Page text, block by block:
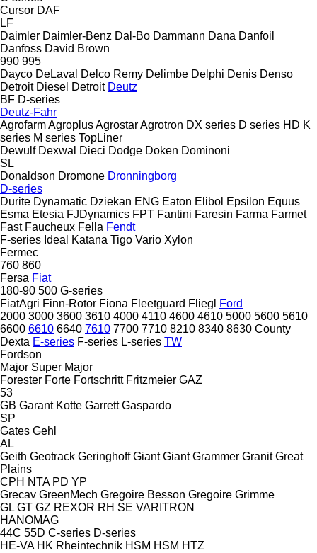
Cursor DAF
LF
Daimler Daimler-Benz Dal-Bo Dammann Dana Danfoil
Danfoss David Brown
990 995
Dayco DeLaval Delco Remy Delimbe Delphi Denis Denso
Detroit Diesel Detroit Deutz
BF D-series
Deutz-Fahr
AgrofarmAgroplusAgrostarAgrotron DX series D series HD K
series M series TopLiner
Dewulf Dexwal Dieci Dodge Doken Dominoni
SL
Donaldson Dromone Dronningborg
D-series
Durite Dynamatic Dziekan ENG Eaton Elibol Epsilon Equus
Esma Etesia FJDynamics FPT Fantini Faresin Farma Farmet
Fast Faucheux Fella Fendt
F-series Ideal Katana Tigo Vario Xylon
Fermec
760 860
Fersa Fiat
180-90 500 G-series
FiatAgri Finn-Rotor Fiona Fleetguard Fliegl
Ford
2000 3000 3600 3610 4000 4110 4600 4610 5000 5600 5610
6600 6610 6640 7610 7700 7710 8210 8340 8630 County
Dexta E-series F-series L-series TW
Fordson
Major Super Major
Forester Forte Fortschritt Fritzmeier GAZ
53
GB Garant Kotte Garrett Gaspardo
SP
Gates Gehl
AL
Geith Geotrack Geringhoff Giant Giant Grammer Granit Great
Plains
CPH NTA PD YP
Grecav GreenMech Gregoire Besson Gregoire Grimme
GL GT GZ REXOR RH SE VARITRON
HANOMAG
44C 55D C-series D-series
HE-VA HK Rheintechnik HSM HSM HTZ